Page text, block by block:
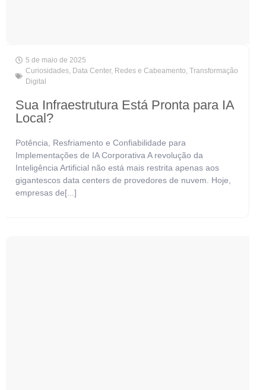
5 de maio de 2025
Curiosidades Data Center, Redes e Cabeamento Transformação
Digital
Sua Infraestrutura Está Pronta para IA
Local?
Potência, Resfriamento e Confiabilidade para
Implementações de IA Corporativa A revolução da
Inteligência Artificial não está mais restrita apenas aos
gigantescos data centers de provedores de nuvem. Hoje,
empresas de[...]